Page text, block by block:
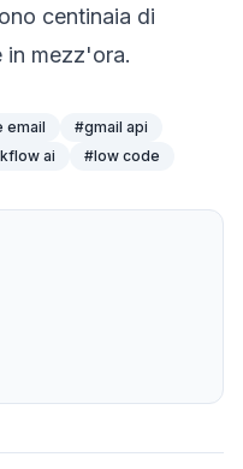
centinaia di
mezz'ora.
email #gmail api
ai #low code